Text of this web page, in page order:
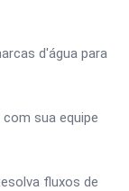
d'água para
sua equipe
fluxos de